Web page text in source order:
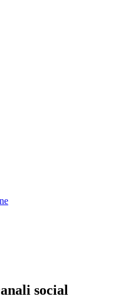
social